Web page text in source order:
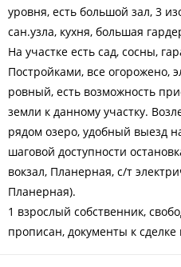
уровня, есть большой зал, 3
сан.узла, кухня, большая
На участке есть сад, сосны,
Постройками, все огорожено,
ровный, есть возможность
земли к данному участку.
рядом озеро, удобный выезд
шаговой доступности
вокзал, Планерная, с/т
Планерная).
1 взрослый собственник,
прописан, документы к